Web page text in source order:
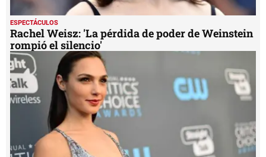
ESPECTÁCULOS
Rachel Weisz: 'La pérdida de poder de Weinstein
rompió el silencio'